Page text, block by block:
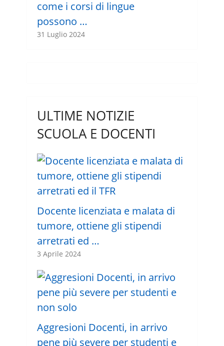
come i corsi di lingue
possono …
31 Luglio 2024
ULTIME NOTIZIE
SCUOLA E DOCENTI
Docente licenziata e malata di
tumore, ottiene gli stipendi
arretrati ed …
3 Aprile 2024
Aggresioni Docenti, in arrivo
pene più severe per studenti e